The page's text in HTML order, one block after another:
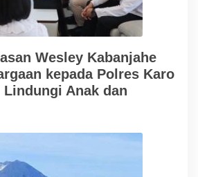
Wesley Kabanjahe
kepada Polres Karo
Anak dan